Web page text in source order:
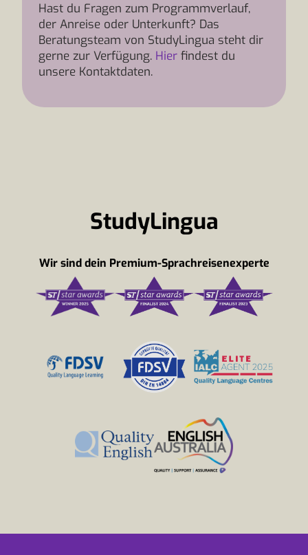
Hast du Fragen zum Programmverlauf,
der Anreise oder Unterkunft? Das
Beratungsteam von StudyLingua steht dir
gerne zur Verfügung. Hier findest du
unsere Kontaktdaten.
StudyLingua
Wir sind dein Premium-Sprachreisenexperte